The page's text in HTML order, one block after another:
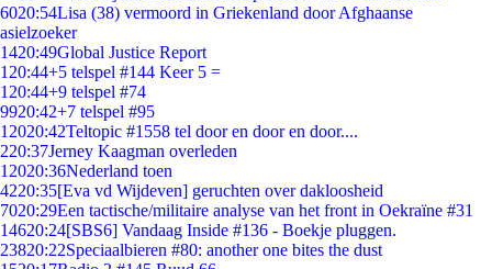
6020:54Lisa (38) vermoord in Griekenland door Afghaanse
asielzoeker
1420:49Global Justice Report
1 20:44+5 telspel #144 Keer 5 =
1 20:44+9 telspel #74
9920:42+7 telspel #95
12020:42Teltopic #1558 tel door en door en door....
220:37Jerney Kaagman overleden
12020:36Nederland toen
4220:35[Eva vd Wijdeven] geruchten over dakloosheid
7020:29Een tactische/militaire analyse van het front in Oekraïne #31
14620:24[SBS6] Vandaag Inside #136 - Boekje pluggen.
23820:22Speciaalbieren #80: another one bites the dust